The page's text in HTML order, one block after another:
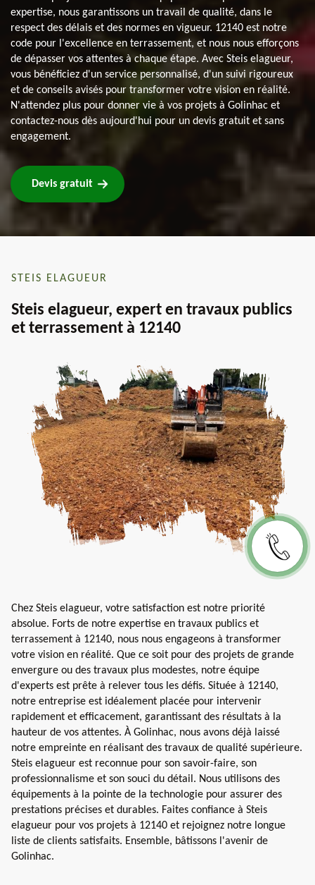
expertise, nous garantissons un travail de qualité, dans le
respect des délais et des normes en vigueur. 12140 est notre
code pour l'excellence en terrassement, et nous nous efforçons
de dépasser vos attentes à chaque étape. Avec Steis elagueur,
vous bénéficiez d'un service personnalisé, d'un suivi rigoureux
et de conseils avisés pour transformer votre vision en réalité.
N'attendez plus pour donner vie à vos projets à Golinhac et
contactez-nous dès aujourd'hui pour un devis gratuit et sans
engagement.
Devis gratuit
STEIS ELAGUEUR
Steis elagueur, expert en travaux publics
et terrassement à 12140
Chez Steis elagueur, votre satisfaction est notre priorité
absolue. Forts de notre expertise en travaux publics et
terrassement à 12140, nous nous engageons à transformer
votre vision en réalité. Que ce soit pour des projets de grande
envergure ou des travaux plus modestes, notre équipe
d'experts est prête à relever tous les défis. Située à 12140,
notre entreprise est idéalement placée pour intervenir
rapidement et efficacement, garantissant des résultats à la
hauteur de vos attentes. À Golinhac, nous avons déjà laissé
notre empreinte en réalisant des travaux de qualité supérieure.
Steis elagueur est reconnue pour son savoir-faire, son
professionnalisme et son souci du détail. Nous utilisons des
équipements à la pointe de la technologie pour assurer des
prestations précises et durables. Faites confiance à Steis
elagueur pour vos projets à 12140 et rejoignez notre longue
liste de clients satisfaits. Ensemble, bâtissons l'avenir de
Golinhac.